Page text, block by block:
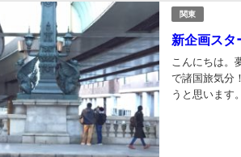
関東
新企画スタ
こんにちは。
で諸国旅気分
うと思います